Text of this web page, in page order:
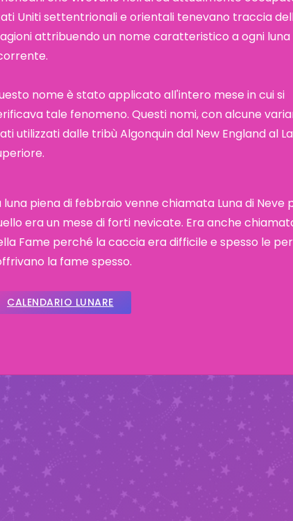
Uniti settentrionali e orientali tenevano traccia
attribuendo un nome caratteristico a ogni luna
nome è stato applicato all'intero mese in cui si
tale fenomeno. Questi nomi, con alcune
utilizzati dalle tribù Algonquin dal New England al
luna piena di febbraio venne chiamata Luna di Neve
era un mese di forti nevicate. Era anche
Fame perché la caccia era difficile e spesso le
la fame spesso.
CALENDARIO LUNARE